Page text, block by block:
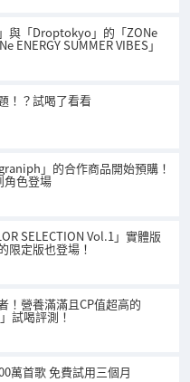
與「Droptokyo」的「ZONe
ENERGY SUMMER VIBES」
！？試喝了看看
」的合作商品開始預購！
色登場
SELECTION Vol.1」實體版
限定版也登場！
！營養滿滿且CP值超高的
試喝評測！
萬首歌 免費試用三個月